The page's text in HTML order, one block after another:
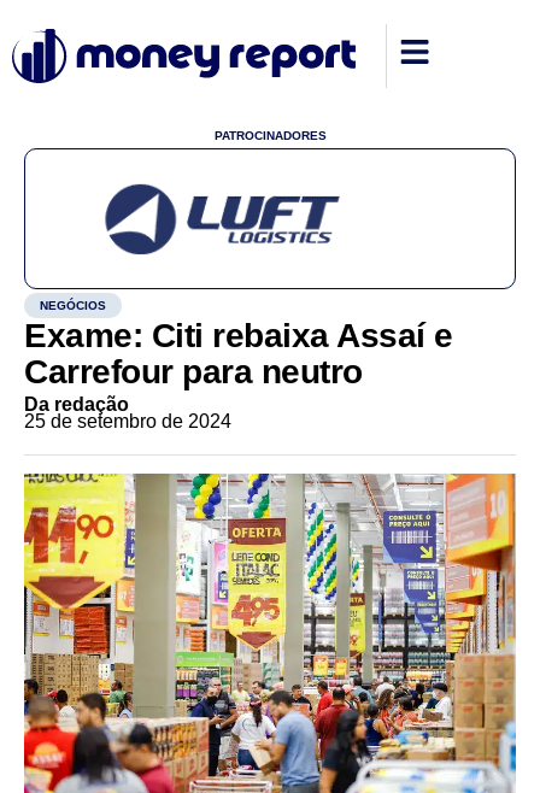
PATROCINADORES
NEGÓCIOS
Exame: Citi rebaixa Assaí e
Carrefour para neutro
Da redação
25 de setembro de 2024